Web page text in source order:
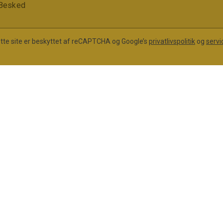
site er beskyttet af reCAPTCHA og Google’s privatlivspolitik og